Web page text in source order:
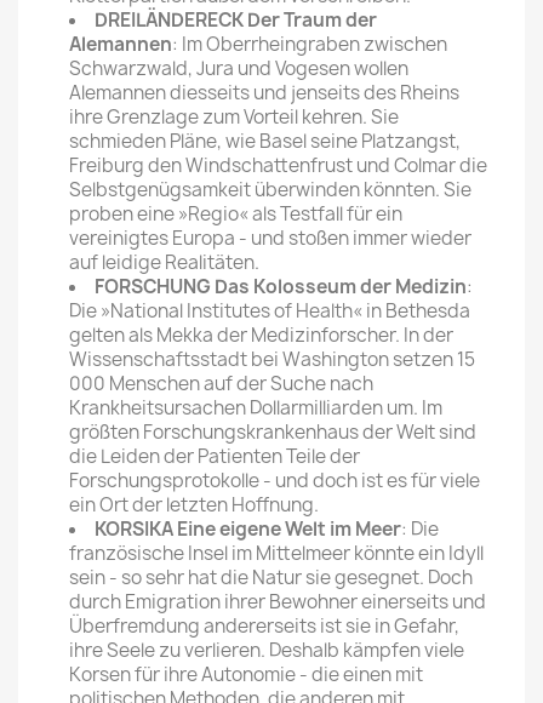
DREILÄNDERECK Der Traum der
Alemannen: Im Oberrheingraben zwischen
Schwarzwald, Jura und Vogesen wollen
Alemannen diesseits und jenseits des Rheins
ihre Grenzlage zum Vorteil kehren. Sie
schmieden Pläne, wie Basel seine Platzangst,
Freiburg den Windschattenfrust und Colmar die
Selbstgenügsamkeit überwinden könnten. Sie
proben eine »Regio« als Testfall für ein
vereinigtes Europa - und stoßen immer wieder
auf leidige Realitäten.
FORSCHUNG Das Kolosseum der Medizin:
Die »National Institutes of Health« in Bethesda
gelten als Mekka der Medizinforscher. In der
Wissenschaftsstadt bei Washington setzen 15
000 Menschen auf der Suche nach
Krankheitsursachen Dollarmilliarden um. Im
größten Forschungskrankenhaus der Welt sind
die Leiden der Patienten Teile der
Forschungsprotokolle - und doch ist es für viele
ein Ort der letzten Hoffnung.
KORSIKA Eine eigene Welt im Meer: Die
französische Insel im Mittelmeer könnte ein Idyll
sein - so sehr hat die Natur sie gesegnet. Doch
durch Emigration ihrer Bewohner einerseits und
Überfremdung andererseits ist sie in Gefahr,
ihre Seele zu verlieren. Deshalb kämpfen viele
Korsen für ihre Autonomie - die einen mit